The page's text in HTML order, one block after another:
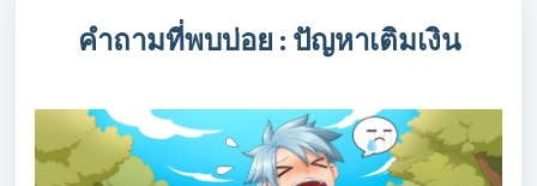
คำถามที่พบบ่อย : ปัญหาเติมเงิน